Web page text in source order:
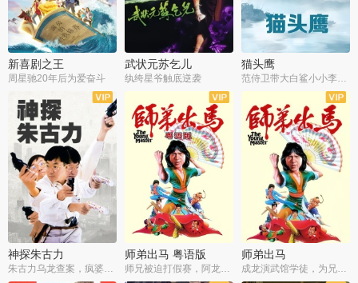
新喜剧之王
周星驰20年后为爱奋斗
武状元苏乞儿
纨绔星爷触底逆袭
猫头鹰
神探朱古力
朱古力乌龙查案，疯婆子神助攻
师弟出马 粤语版
师兄被迫打假赛，阿龙追查斗黑帮
师弟出马
成龙演武馆学徒，为兄搏命战黑道